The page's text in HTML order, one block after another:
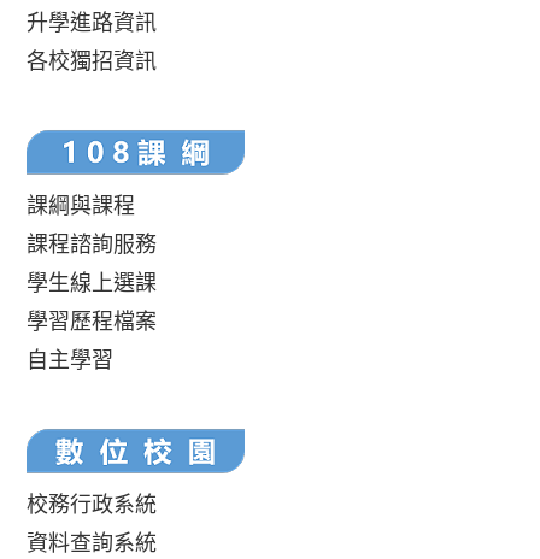
升學進路資訊
各校獨招資訊
課綱與課程
課程諮詢服務
學生線上選課
學習歷程檔案
自主學習
校務行政系統
資料查詢系統